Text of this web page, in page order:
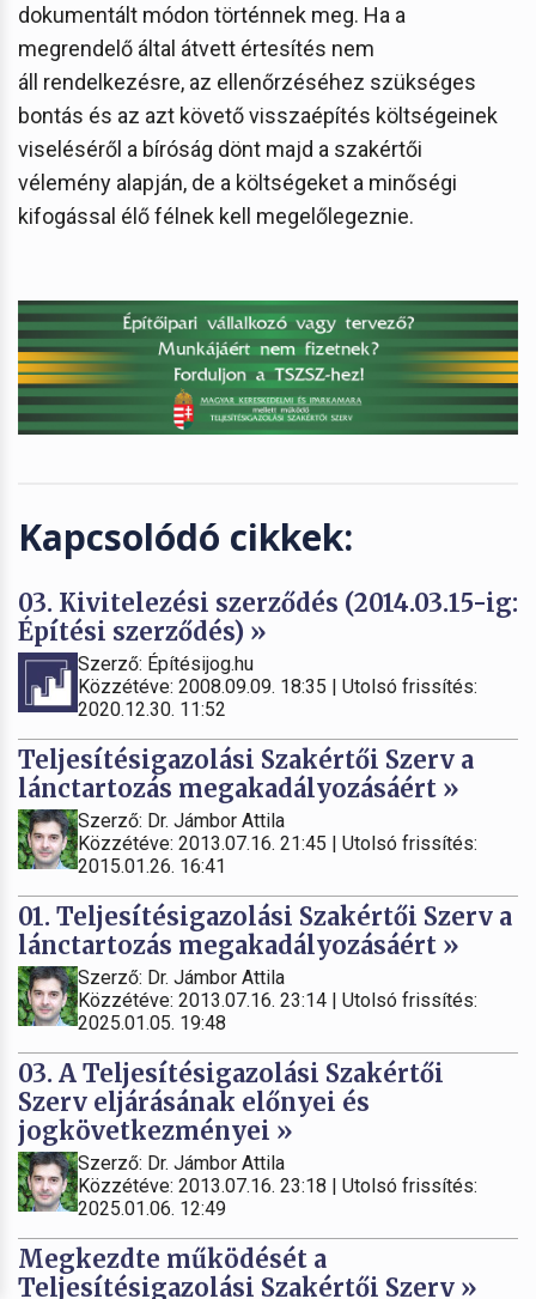
dokumentált módon történnek meg. Ha a
megrendelő által átvett értesítés nem
áll rendelkezésre, az ellenőrzéséhez szükséges
bontás és az azt követő visszaépítés költségeinek
viseléséről a bíróság dönt majd a szakértői
vélemény alapján, de a költségeket a minőségi
kifogással élő félnek kell megelőlegeznie.
Kapcsolódó cikkek:
03. Kivitelezési szerződés (2014.03.15-ig:
Építési szerződés) »
Szerző: Építésijog.hu
Közzétéve: 2008.09.09. 18:35 | Utolsó frissítés:
2020.12.30. 11:52
Teljesítésigazolási Szakértői Szerv a
lánctartozás megakadályozásáért »
Szerző: Dr. Jámbor Attila
Közzétéve: 2013.07.16. 21:45 | Utolsó frissítés:
2015.01.26. 16:41
01. Teljesítésigazolási Szakértői Szerv a
lánctartozás megakadályozásáért »
Szerző: Dr. Jámbor Attila
Közzétéve: 2013.07.16. 23:14 | Utolsó frissítés:
2025.01.05. 19:48
03. A Teljesítésigazolási Szakértői
Szerv eljárásának előnyei és
jogkövetkezményei »
Szerző: Dr. Jámbor Attila
Közzétéve: 2013.07.16. 23:18 | Utolsó frissítés:
2025.01.06. 12:49
Megkezdte működését a
Teljesítésigazolási Szakértői Szerv »